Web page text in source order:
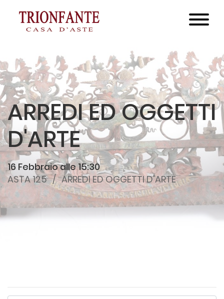
ARREDI ED OGGETTI
D'ARTE
16 Febbraio alle 15:30
ASTA 125
ARREDI ED OGGETTI D'ARTE